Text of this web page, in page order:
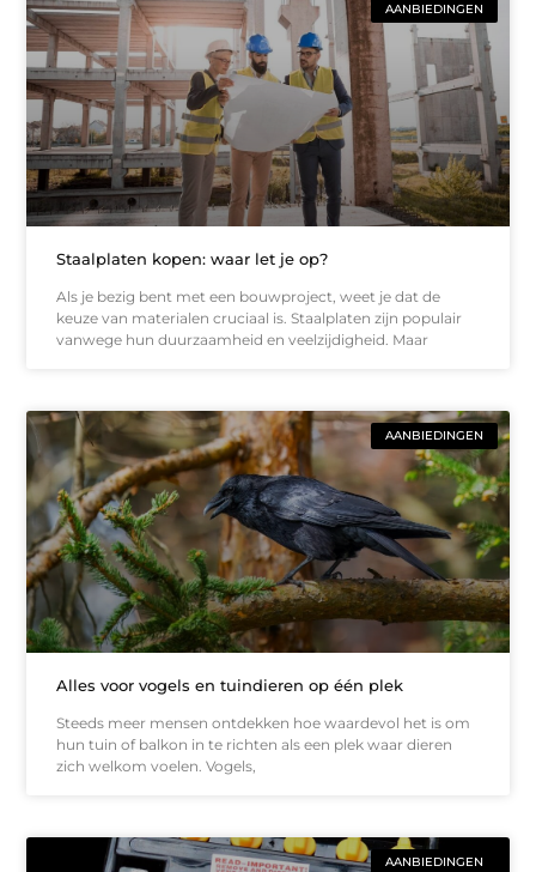
AANBIEDINGEN
Staalplaten kopen: waar let je op?
Als je bezig bent met een bouwproject, weet je dat de
keuze van materialen cruciaal is. Staalplaten zijn populair
vanwege hun duurzaamheid en veelzijdigheid. Maar
AANBIEDINGEN
Alles voor vogels en tuindieren op één plek
Steeds meer mensen ontdekken hoe waardevol het is om
hun tuin of balkon in te richten als een plek waar dieren
zich welkom voelen. Vogels,
AANBIEDINGEN